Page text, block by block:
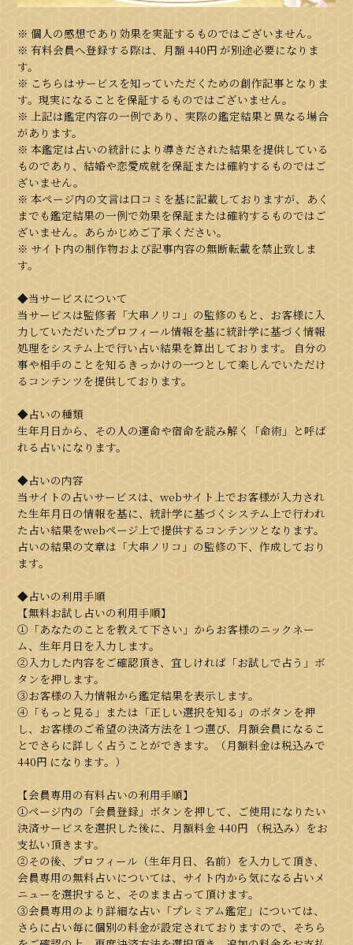
※ 個人の感想であり効果を実証するものではございません。
※ 有料会員へ登録する際は、月額440円が別途必要になりま
す。
※ こちらはサービスを知っていただくための創作記事となりま
す。現実になることを保証するものではございません。
※ 上記は鑑定内容の一例であり、実際の鑑定結果と異なる場合
があります。
※ 本鑑定は占いの統計により導きだされた結果を提供している
ものであり、結婚や恋愛成就を保証または確約するものではご
ざいません。
※ 本ページ内の文言は口コミを基に記載しておりますが、あく
までも鑑定結果の一例で効果を保証または確約するものではご
ざいません。あらかじめご了承ください。
※ サイト内の制作物および記事内容の無断転載を禁止致しま
す。
◆当サービスについて
当サービスは監修者「大串ノリコ」の監修のもと、お客様に入
力していただいたプロフィール情報を基に統計学に基づく情報
処理をシステム上で行い占い結果を算出しております。 自分の
事や相手のことを知るきっかけの一つとして楽しんでいただけ
るコンテンツを提供しております。
◆占いの種類
生年月日から、その人の運命や宿命を読み解く「命術」と呼ば
れる占いになります。
◆占いの内容
当サイトの占いサービスは、webサイト上でお客様が入力され
た生年月日の情報を基に、統計学に基づくシステム上で行われ
た占い結果をwebページ上で提供するコンテンツとなります。
占いの結果の文章は「大串ノリコ」の監修の下、作成しており
ます。
◆占いの利用手順
【無料お試し占いの利用手順】
①「あなたのことを教えて下さい」からお客様のニックネー
ム、生年月日を入力します。
②入力した内容をご確認頂き、宜しければ「お試しで占う」ボ
タンを押します。
③お客様の入力情報から鑑定結果を表示します。
④「もっと見る」または「正しい選択を知る」のボタンを押
し、お客様のご希望の決済方法を１つ選び、月額会員になるこ
とでさらに詳しく占うことができます。（月額料金は税込みで
440円 になります。）
【会員専用の有料占いの利用手順】
①ページ内の「会員登録」ボタンを押して、ご使用になりたい
決済サービスを選択した後に、月額料金440円
（税込み）をお
支払い頂きます。
②その後、プロフィール（生年月日、名前）を入力して頂き、
会員専用の無料占いについては、サイト内から気になる占いメ
ニューを選択すると、そのまま占って頂けます。
③会員専用のより詳細な占い「プレミアム鑑定」については、
さらに占い毎に個別の料金が設定されておりますので、そちら